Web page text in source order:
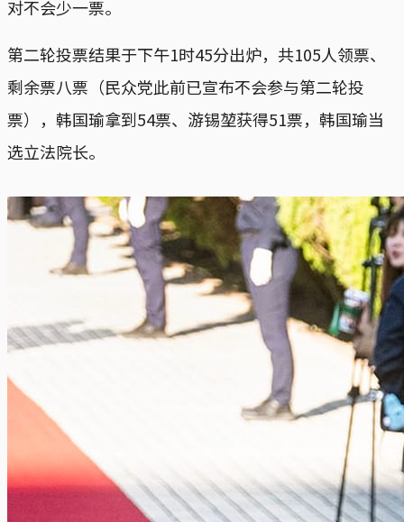
对不会少一票。
第二轮投票结果于下午1时45分出炉，共105人领票、
剩余票八票（民众党此前已宣布不会参与第二轮投
票），韩国瑜拿到54票、游锡堃获得51票，韩国瑜当
选立法院长。